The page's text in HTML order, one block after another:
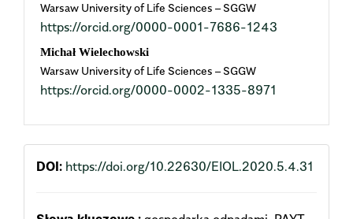
Article
Content
Warsaw University of Life Sciences – SGGW
https://orcid.org/0000-0001-7686-1243
Michał Wielechowski
Warsaw University of Life Sciences – SGGW
https://orcid.org/0000-0002-1335-8971
DOI: https://doi.org/10.22630/EIOL.2020.5.4.31